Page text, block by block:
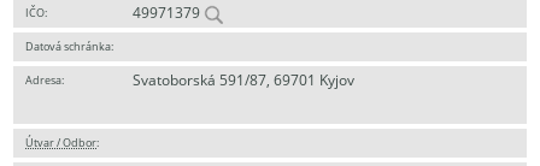
IČO: 49971379
Datová schránka:
Adresa: Svatoborská 591/87, 69701 Kyjov
Útvar / Odbor: